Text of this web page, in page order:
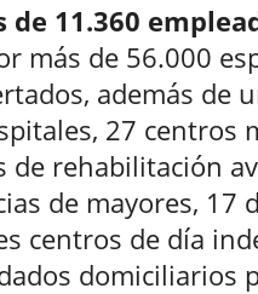
de 11.360
más de 56.000
además de
27 centros
rehabilitación
de mayores, 17
centros de día
domiciliarios